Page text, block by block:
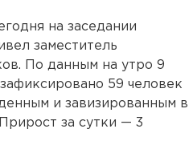
на заседании
заместитель
По данным на утро 9
59 человек
и завизированным в
за сутки — 3